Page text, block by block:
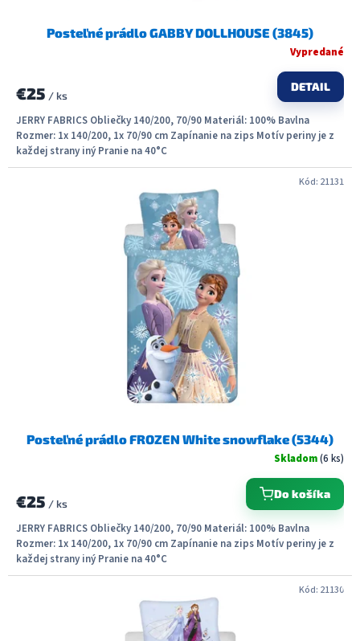
Posteľné prádlo GABBY DOLLHOUSE (3845)
Vypredané
€25 / ks
DETAIL
JERRY FABRICS Obliečky 140/200, 70/90 Materiál: 100% Bavlna
Rozmer: 1x 140/200, 1x 70/90 cm Zapínanie na zips Motív periny je z
každej strany iný Pranie na 40°C
Posteľné prádlo FROZEN White snowflake (5344)
Skladom(6 ks)
€25 / ks
Do košíka
JERRY FABRICS Obliečky 140/200, 70/90 Materiál: 100% Bavlna
Rozmer: 1x 140/200, 1x 70/90 cm Zapínanie na zips Motív periny je z
každej strany iný Pranie na 40°C
Kód: 21131
Kód: 21130